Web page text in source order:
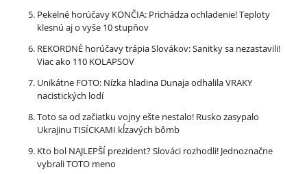
Pekelné horúčavy KONČIA: Prichádza ochladenie! Teploty
klesnú aj o vyše 10 stupňov
REKORDNÉ horúčavy trápia Slovákov: Sanitky sa nezastavili!
Viac ako 110 KOLAPSOV
Unikátne FOTO: Nízka hladina Dunaja odhalila VRAKY
nacistických lodí
Toto sa od začiatku vojny ešte nestalo! Rusko zasypalo
Ukrajinu TISÍCKAMI kĺzavých bômb
Kto bol NAJLEPŠÍ prezident? Slováci rozhodli! Jednoznačne
vybrali TOTO meno